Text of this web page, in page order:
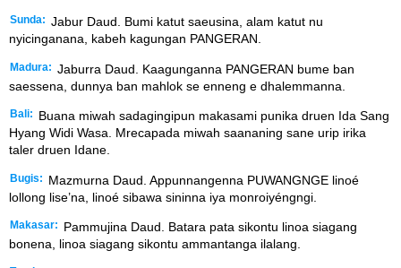
Sunda: Jabur Daud. Bumi katut saeusina, alam katut nu
nyicinganana, kabeh kagungan PANGERAN.
Madura: Jaburra Daud. Kaagunganna PANGERAN bume ban
saessena, dunnya ban mahlok se enneng e dhalemmanna.
Bali:
Buana miwah sadagingipun makasami punika druen Ida Sang
Hyang Widi Wasa. Mrecapada miwah saananing sane urip irika
taler druen Idane.
Bugis:
Mazmurna Daud. Appunnangenna PUWANGNGE linoé
lollong lise’na, linoé sibawa sininna iya monroiyéngngi.
Makasar:
Pammujina Daud. Batara pata sikontu linoa siagang
bonena, linoa siagang sikontu ammantanga ilalang.